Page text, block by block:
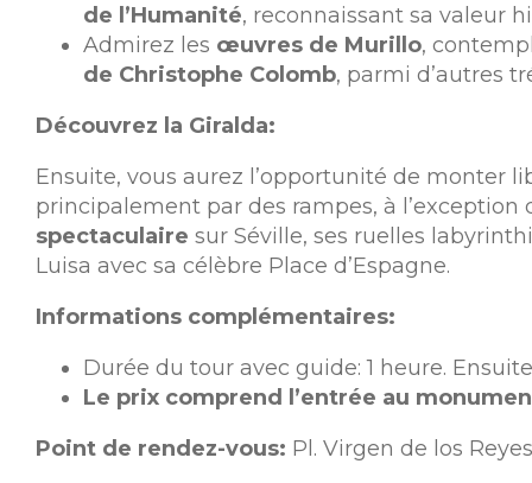
de l’Humanité, reconnaissant sa valeur
Admirez les œuvres de Murillo,
de Christophe Colomb, parmi d’autres
Découvrez la Giralda:
Ensuite, vous aurez l’opportunité de monter
principalement par des rampes, à
spectaculaire sur Séville, ses ruelles
Luisa avec sa célèbre Place d’Espagne.
Informations complémentaires:
Durée du tour avec guide: 1 heure.
Le prix comprend l’entrée au
Point de rendez-vous: Pl. Virgen de los